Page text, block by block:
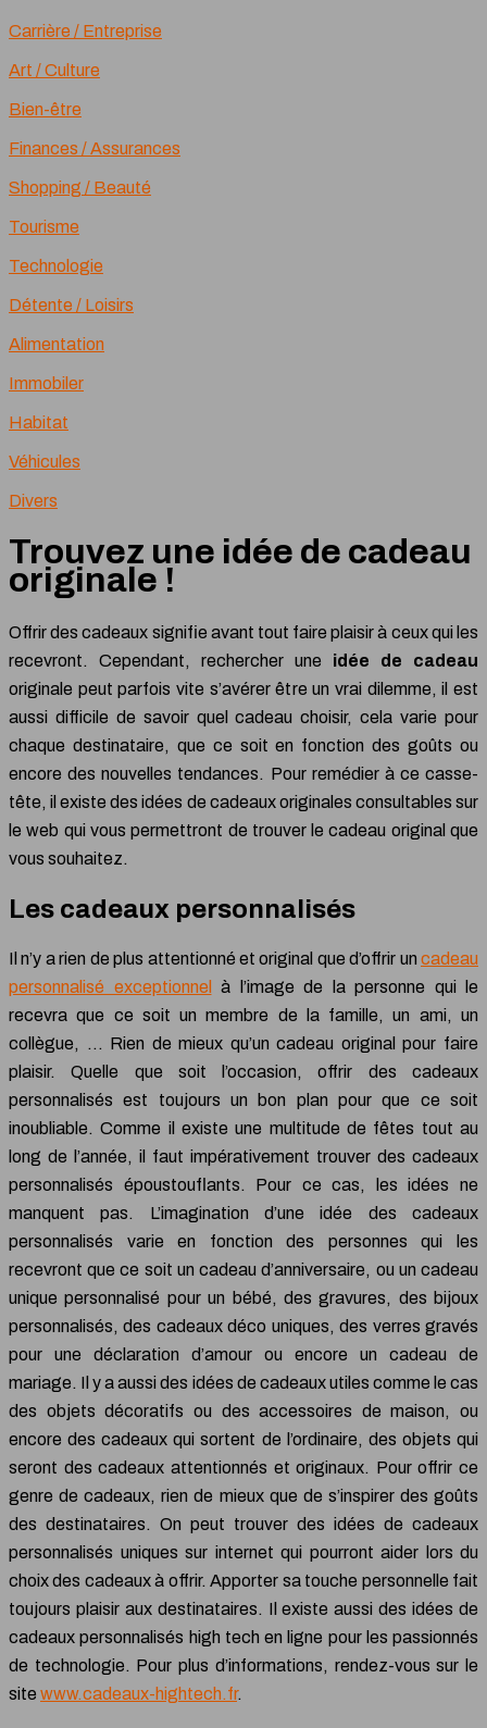
Carrière / Entreprise
Art / Culture
Bien-être
Finances / Assurances
Shopping / Beauté
Tourisme
Technologie
Détente / Loisirs
Alimentation
Immobiler
Habitat
Véhicules
Divers
Trouvez une idée de cadeau
originale !
Offrir des cadeaux signifie avant tout faire plaisir à ceux qui les
recevront. Cependant, rechercher une idée de cadeau
originale peut parfois vite s’avérer être un vrai dilemme, il est
aussi difficile de savoir quel cadeau choisir, cela varie pour
chaque destinataire, que ce soit en fonction des goûts ou
encore des nouvelles tendances. Pour remédier à ce casse-
tête, il existe des idées de cadeaux originales consultables sur
le web qui vous permettront de trouver le cadeau original que
vous souhaitez.
Les cadeaux personnalisés
Il n’y a rien de plus attentionné et original que d’offrir un cadeau
personnalisé exceptionnel
à l’image de la personne qui le
recevra que ce soit un membre de la famille, un ami, un
collègue, … Rien de mieux qu’un cadeau original pour faire
plaisir. Quelle que soit l’occasion, offrir des cadeaux
personnalisés est toujours un bon plan pour que ce soit
inoubliable. Comme il existe une multitude de fêtes tout au
long de l’année, il faut impérativement trouver des cadeaux
personnalisés époustouflants. Pour ce cas, les idées ne
manquent pas. L’imagination d’une idée des cadeaux
personnalisés varie en fonction des personnes qui les
recevront que ce soit un cadeau d’anniversaire, ou un cadeau
unique personnalisé pour un bébé, des gravures, des bijoux
personnalisés, des cadeaux déco uniques, des verres gravés
pour une déclaration d’amour ou encore un cadeau de
mariage. Il y a aussi des idées de cadeaux utiles comme le cas
des objets décoratifs ou des accessoires de maison, ou
encore des cadeaux qui sortent de l’ordinaire, des objets qui
seront des cadeaux attentionnés et originaux. Pour offrir ce
genre de cadeaux, rien de mieux que de s’inspirer des goûts
des destinataires. On peut trouver des idées de cadeaux
personnalisés uniques sur internet qui pourront aider lors du
choix des cadeaux à offrir. Apporter sa touche personnelle fait
toujours plaisir aux destinataires. Il existe aussi des idées de
cadeaux personnalisés high tech en ligne pour les passionnés
de technologie. Pour plus d’informations, rendez-vous sur le
site www.cadeaux-hightech.fr.